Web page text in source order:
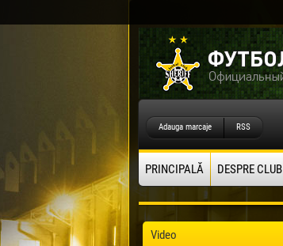
Adauga marcaje RSS
PRINCIPALĂ DESPRE CLUB
Video